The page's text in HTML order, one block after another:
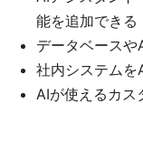
能を追加できる
データベースや
社内システムを
AIが使えるカス